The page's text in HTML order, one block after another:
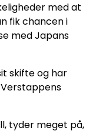
med at
fik chancen i
med Japans
skifte og har
tyder meget på,